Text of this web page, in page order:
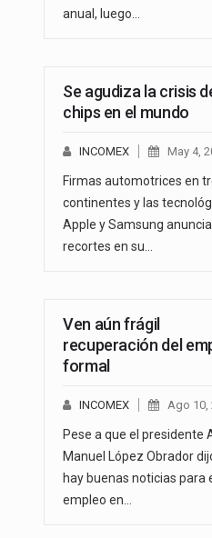
anual, luego…
Se agudiza la crisis
chips en el mundo
INCOMEX May 4,
Firmas automotrices en
continentes y las
Apple y Samsung
recortes en su…
Ven aún frágil
recuperación del
formal
INCOMEX Ago 10,
Pese a que el presidente
Manuel López Obrador
hay buenas noticias para
empleo en…